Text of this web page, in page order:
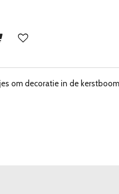
om decoratie in de